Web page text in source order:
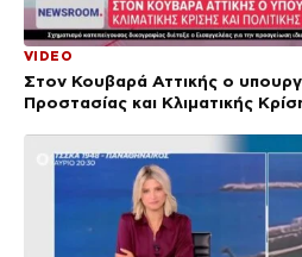
VIDEO
Στον Κουβαρά Αττικής ο
Προστασίας και Κλιματικής